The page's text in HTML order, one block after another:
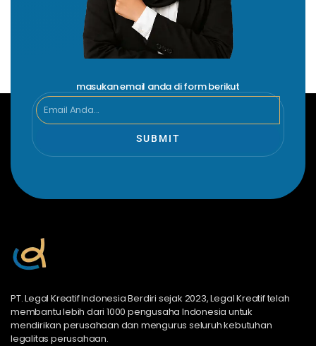
masukan email anda di form berikut
Email
SUBMIT
PT. Legal Kreatif Indonesia Berdiri sejak 2023, Legal Kreatif telah
membantu lebih dari 1000 pengusaha Indonesia untuk
mendirikan perusahaan dan mengurus seluruh kebutuhan
legalitas perusahaan.